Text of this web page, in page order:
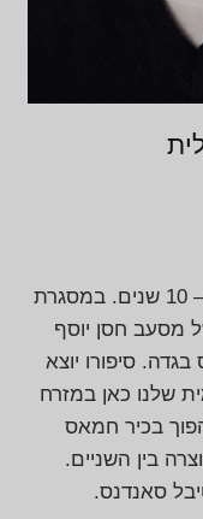
שימש כסוכן ומפעיל בשב"כ במשך כ – 10 שנים. במסגרת
מסעב חסן יוסף
סיפורו יוצא
שלנו כאן במזרח
בכיר חמאס
בין השניים.
סאנדנס.